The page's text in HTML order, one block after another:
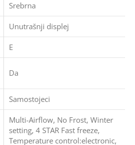
Srebrna
Unutrašnji displej
E
Da
Samostojeci
Multi-Airflow, No Frost, Winter
setting, 4 STAR Fast freeze,
Temperature control:electronic,